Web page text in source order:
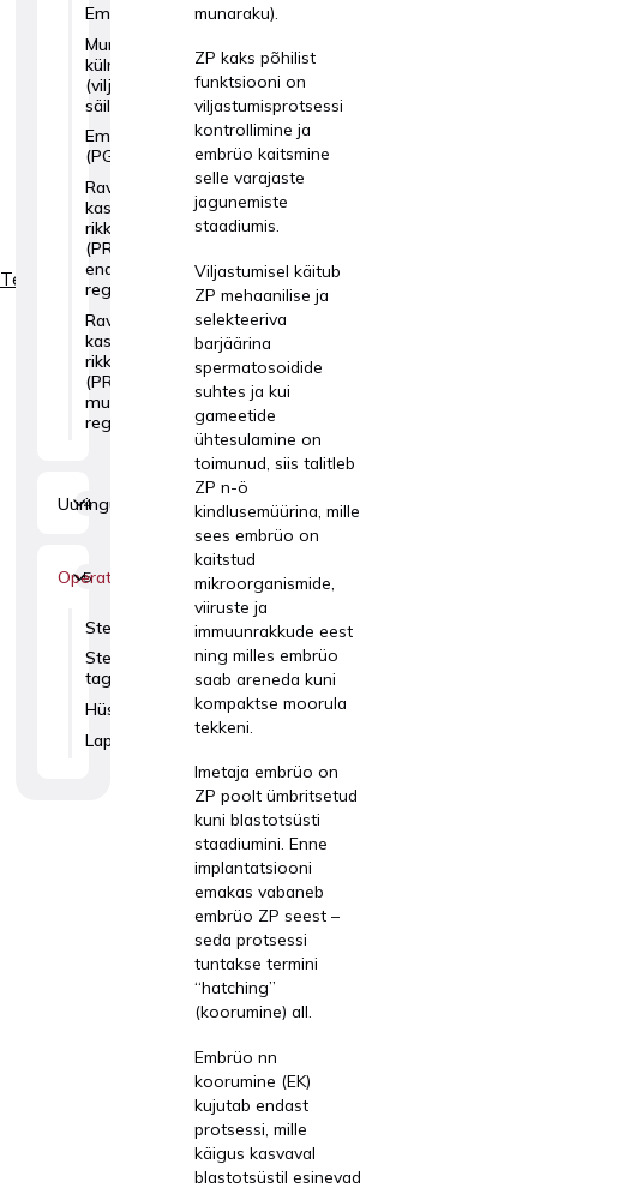
Teenused
munaraku).
ZP kaks põhilist
funktsiooni on
viljastumisprotsessi
kontrollimine ja
embrüo kaitsmine
selle varajaste
jagunemiste
staadiumis.
Viljastumisel käitub
ZP mehaanilise ja
selekteeriva
barjäärina
spermatosoidide
suhtes ja kui
gameetide
ühtesulamine on
toimunud, siis talitleb
ZP n-ö
kindlusemüürina, mille
sees embrüo on
kaitstud
mikroorganismide,
viiruste ja
immuunrakkude eest
ning milles embrüo
saab areneda kuni
kompaktse moorula
tekkeni.
Imetaja embrüo on
ZP poolt ümbritsetud
kuni blastotsüsti
staadiumini. Enne
implantatsiooni
emakas vabaneb
embrüo ZP seest –
seda protsessi
tuntakse termini
“hatching”
(koorumine) all.
Embrüo nn
koorumine (EK)
kujutab endast
protsessi, mille
käigus kasvaval
blastotsüstil esinevad
Embrüoliim
Munarakkude
külmutamine
(viljakuse
säilitamine)
Embrüodiagnostika
(PGT)
Ravi
kasvufaktorite
rikka plasmaga
(PRGF-Endoret®
endomeetriumi
regeneratsiooniks)
Ravi
kasvufaktorite
rikka plasmaga
(PRGF-Endoret®)
munasarjade
regeneratsiooniks
Uuringud
4
Operatsioonid
5
Steriliseerimine
Steriliseerimise
tagasipööramine
Hüsteroskoopia
Laparoskoopia